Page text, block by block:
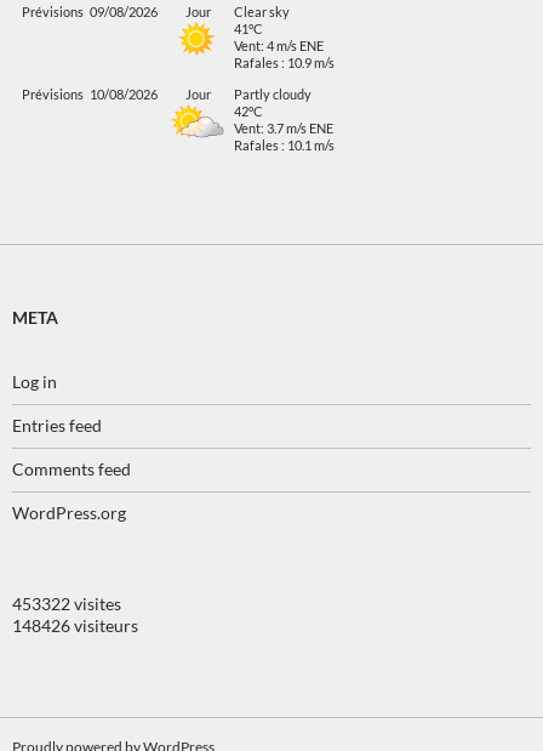
Prévisions 09/08/2026 Jour
Clear sky
41°C
Vent: 4 m/s ENE
Rafales : 10.9 m/s
Prévisions 10/08/2026 Jour
Partly cloudy
42°C
Vent: 3.7 m/s ENE
Rafales : 10.1 m/s
META
Log in
Entries feed
Comments feed
WordPress.org
453322 visites
148426 visiteurs
Proudly powered by WordPress